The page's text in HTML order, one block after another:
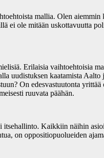
mallia. Olen aiemmin
ei ole mitään uskottavuutta
Erilaisia vaihtoehtoisia
uudistuksen kaatamista
On edesvastuutonta
ruuvata päähän.
Kaikkiin näihin
on oppositiopuolueiden